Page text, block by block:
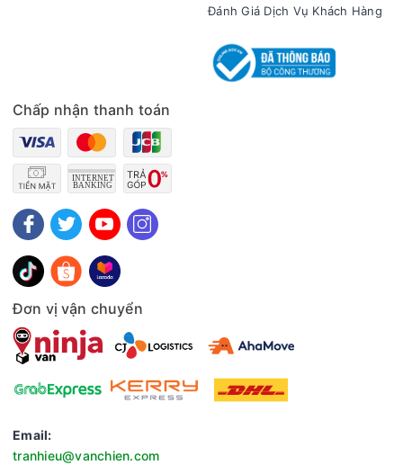
Đánh Giá Dịch Vụ Khách Hàng
Chấp nhận thanh toán
Đơn vị vận chuyển
Email:
tranhieu@vanchien.com